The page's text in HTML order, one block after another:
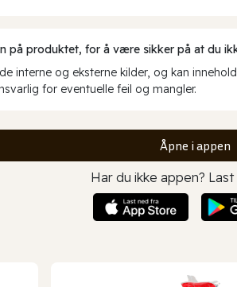
på produktet, for å være sikker på at du
interne og eksterne kilder, og kan
for eventuelle feil og mangler.
Åpne i appen
Har du ikke appen?